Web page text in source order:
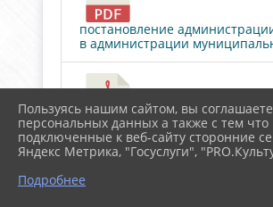
постановление
в администрации
Распоряжение
администрации
реализации мероприятий,
администрации
Пользуясь нашим сайтом, вы
персональных данных а также с тем
подключенные к веб-сайту сторонние
Яндекс Метрика, "Госуслуги",
Подробнее